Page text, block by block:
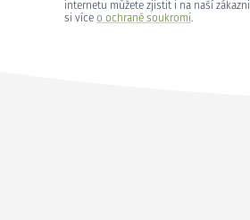
internetu můžete zjistit i na naší
si více o ochraně soukromí.